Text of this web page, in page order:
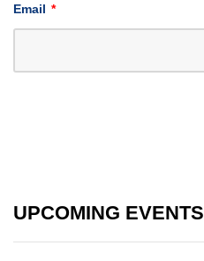
Email *
UPCOMING EVENTS